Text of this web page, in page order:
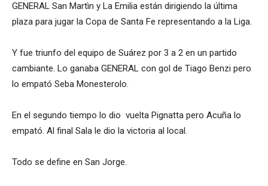
GENERAL San Martìn y La Emilia están dirigiendo la última
plaza para jugar la Copa de Santa Fe representando a la Liga.
Y fue triunfo del equipo de Suárez por 3 a 2 en un partido
cambiante. Lo ganaba GENERAL con gol de Tiago Benzi pero
lo empató Seba Monesterolo.
En el segundo tiempo lo dio vuelta Pignatta pero Acuña lo
empató. Al final Sala le dio la victoria al local.
Todo se define en San Jorge.